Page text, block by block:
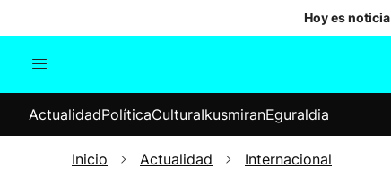
Hoy es noticia
Internacional
Elecciones
ActualidadPolíticaCulturaIkusmiranEguraldia
Inicio Actualidad Internacional